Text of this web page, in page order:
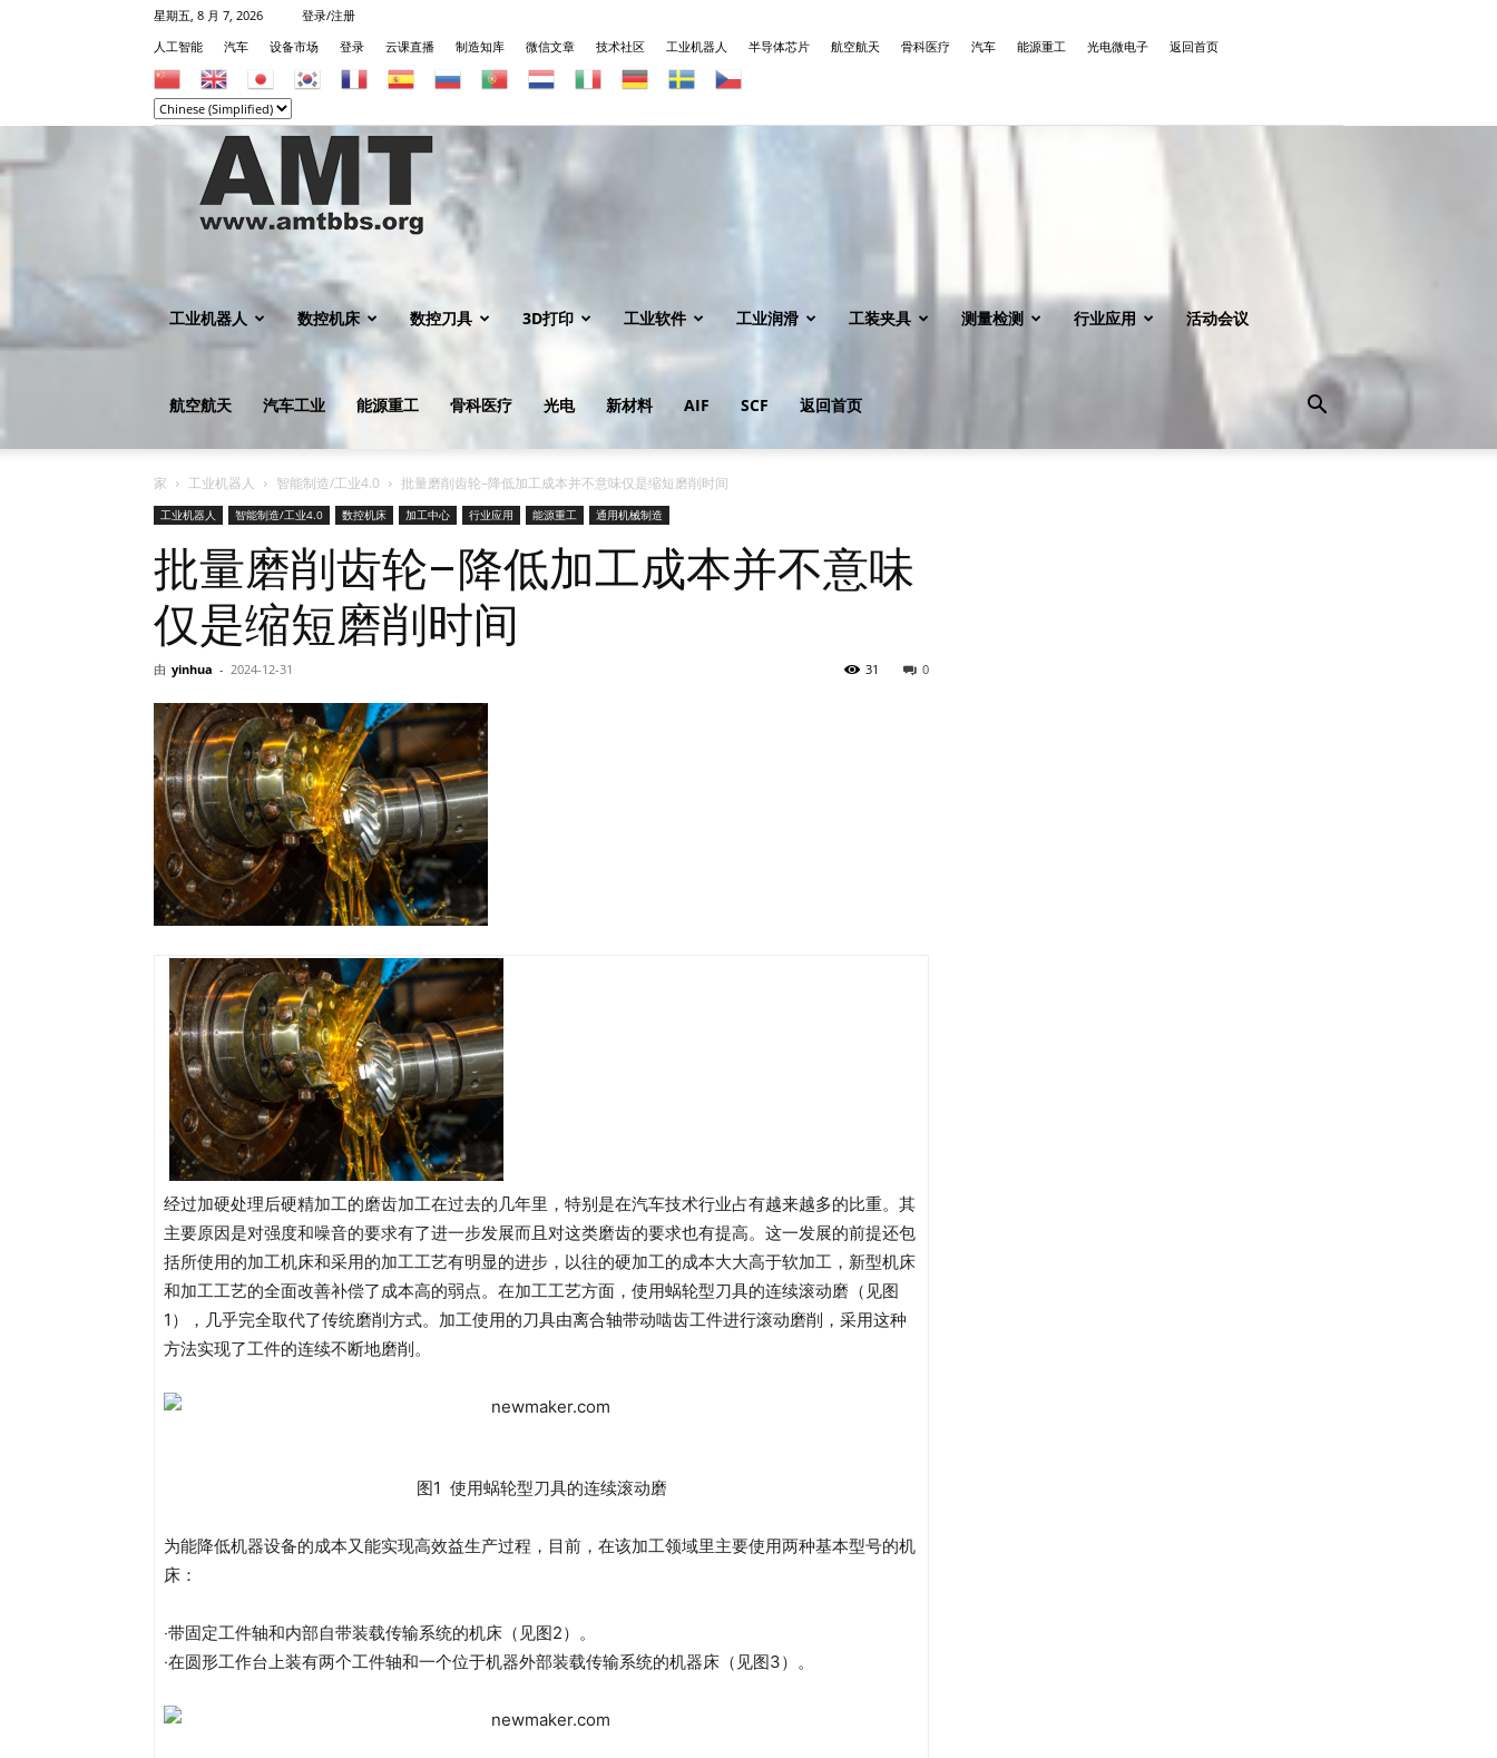
星期五, 8 月 7, 2026
登录/注册
人工智能
汽车 设备市场 登录 云课直播 制造知库 微信文章 技术社区 工业机器人 半导体芯片 航空航天 骨科医疗 汽车 能源重工 光电微电子 返回首页
机
知
工业机器人 数控机床 数控刀具 3D打印 工业软件 工业润滑 工装夹具 测量检测 行业应用 活动会议
航空航天 汽车工业 能源重工 骨科医疗 光电 新材料 AIF SCF 返回首页
家 工业机器人 智能制造/工业4.0 批量磨削齿轮–降低加工成本并不意味仅是缩短磨削时间
工业机器人 智能制造/工业4.0 数控机床 加工中心 行业应用 能源重工 通用机械制造
批量磨削齿轮–降低加工成本并不意味
仅是缩短磨削时间
由 yinhua - 2024-12-31 0
31
经过加硬处理后硬精加工的磨齿加工在过去的几年里，特别是在汽车技术行业占有越来越多的比重。其
主要原因是对强度和噪音的要求有了进一步发展而且对这类磨齿的要求也有提高。这一发展的前提还包
括所使用的加工机床和采用的加工工艺有明显的进步，以往的硬加工的成本大大高于软加工，新型机床
和加工工艺的全面改善补偿了成本高的弱点。在加工工艺方面，使用蜗轮型刀具的连续滚动磨（见图
1），几乎完全取代了传统磨削方式。加工使用的刀具由离合轴带动啮齿工件进行滚动磨削，采用这种
方法实现了工件的连续不断地磨削。
图1 使用蜗轮型刀具的连续滚动磨
为能降低机器设备的成本又能实现高效益生产过程，目前，在该加工领域里主要使用两种基本型号的机
床：
‧带固定工件轴和内部自带装载传输系统的机床（见图2）。
‧在圆形工作台上装有两个工件轴和一个位于机器外部装载传输系统的机器床（见图3）。